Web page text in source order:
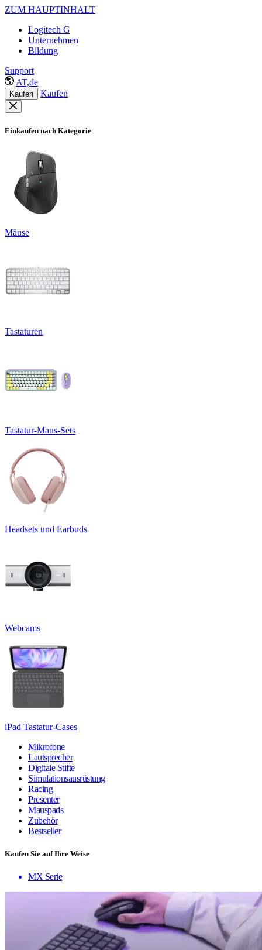
ZUM HAUPTINHALT
Logitech G
Unternehmen
Bildung
Support
AT,de
Kaufen Kaufen
Einkaufen nach Kategorie
Mäuse
Tastaturen
Tastatur-Maus-Sets
Headsets und Earbuds
Webcams
iPad Tastatur-Cases
Mikrofone
Lautsprecher
Digitale Stifte
Simulationsausrüstung
Racing
Presenter
Mauspads
Zubehör
Bestseller
Kaufen Sie auf Ihre Weise
MX Serie